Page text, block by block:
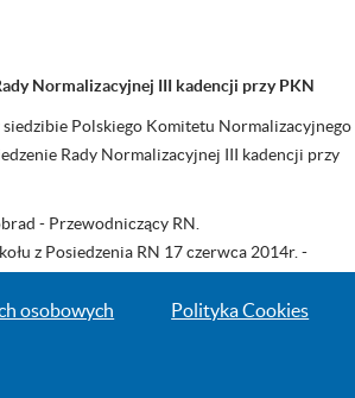
Normalizacyjnej III kadencji przy PKN
Polskiego Komitetu Normalizacyjnego
Rady Normalizacyjnej III kadencji przy
- Przewodniczący RN.
z Posiedzenia RN 17 czerwca 2014r. -
w odniesieniu do KT – Jolanta Kochańska,
Normalizacji.
dla KT,
osobowych Polityka Cookies